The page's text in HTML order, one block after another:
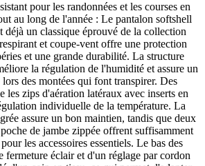
pour les randonnées et les courses en
au long de l'année : Le pantalon softshell
déjà un classique éprouvé de la collection
et coupe-vent offre une protection
et une grande durabilité. La structure
la régulation de l'humidité et assure un
des montées qui font transpirer. Des
les zips d'aération latéraux avec inserts en
individuelle de la température. La
assure un bon maintien, tandis que deux
de jambe zippée offrent suffisamment
les accessoires essentiels. Le bas des
fermeture éclair et d'un réglage par cordon